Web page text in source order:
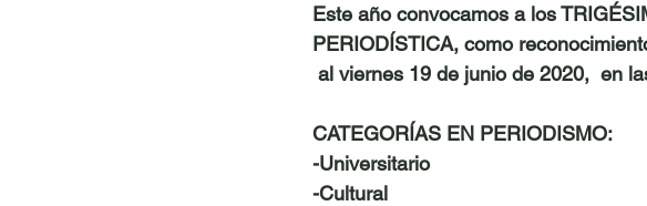
Este año convocamos a los
PERIODÍSTICA, como
al viernes 19 de junio de 2020,  en
CATEGORÍAS EN PERIODISMO:
-Universitario
-Cultural